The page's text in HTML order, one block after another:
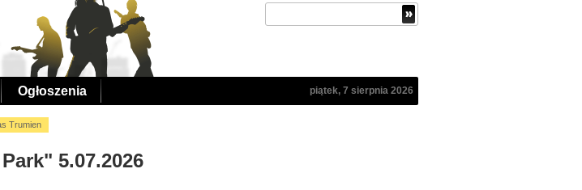
Ogłoszenia piątek, 7 sierpnia 2026
Trumien
5.07.2026